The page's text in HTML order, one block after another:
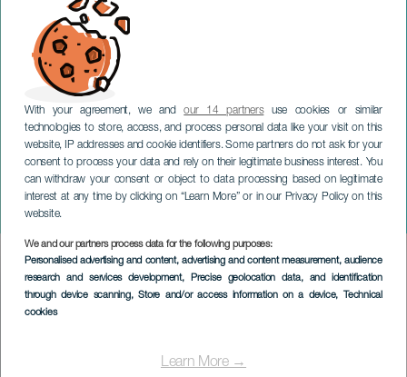
With your agreement, we andour 14 partnersuse cookies or similar
technologies to store, access, and process personal data like your visit on this
website, IP addresses and cookie identifiers. Some partners do not ask for your
consent to process your data and rely on their legitimate business interest. You
can withdraw your consent or object to data processing based on legitimate
interest at any time by clicking on “Learn More” or in our Privacy Policy on this
website.
We and our partners process data for the following purposes:
Personalised advertising and content, advertising and content measurement, audience
research and services development, Precise geolocation data, and identification
through device scanning, Store and/or access information on a device, Technical
cookies
Learn More →
Colacerdo. Teror
GRAN CANARIA
Imagen
Listado